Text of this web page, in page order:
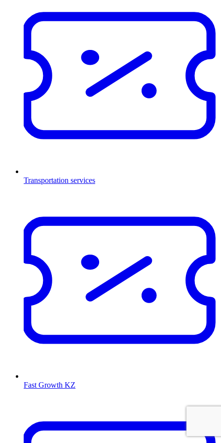
Transportation services
Fast Growth KZ